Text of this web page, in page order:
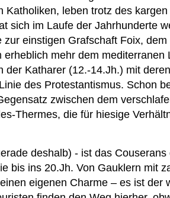
Katholiken, leben trotz des
sich im Laufe der Jahrhunderte
einstigen Grafschaft Foix,
erheblich mehr dem
der Katharer (12.-14.Jh.) mit
des Protestantismus. Schon
zwischen dem
Thermes, die für hiesige
deshalb) - ist das
bis ins 20.Jh. Von Gauklern mit
eigenen Charme – es ist der